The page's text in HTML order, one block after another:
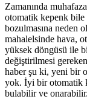
Zamanında
otomatik kepenk bile
bozulmasına neden
mahalelsinde hava,
yüksek döngüsü ile
değiştirilmesi
haber şu ki, yeni bir
yok. İyi bir otomatik
bulabilir ve onarabilir.